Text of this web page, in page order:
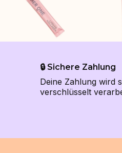
🔒 Sichere Zahlung
Deine Zahlung wird
verschlüsselt